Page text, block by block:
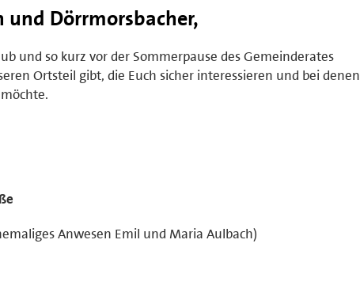
und Dörrmorsbacher,
und so kurz vor der Sommerpause des Gemeinderates
Ortsteil gibt, die Euch sicher interessieren und bei denen
Anwesen Emil und Maria Aulbach)